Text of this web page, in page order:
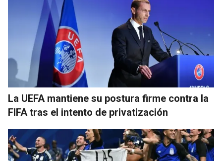
La UEFA mantiene su postura firme contra la
FIFA tras el intento de privatización